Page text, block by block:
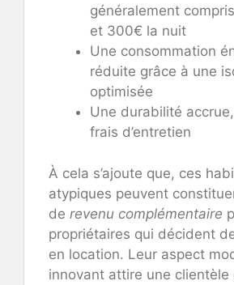
généralement
et 300€ la nuit
Une consommation
réduite grâce à une
optimisée
Une durabilité
frais d’entretien
À cela s’ajoute que, ces
atypiques peuvent
de revenu complémentaire
propriétaires qui décident
en location. Leur aspect
innovant attire une clientèle